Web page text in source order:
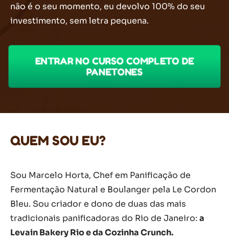
não é o seu momento, eu devolvo 100% do seu
investimento, sem letra pequena.
ENTRAR NO CURSO COMPLETO DE
PANETONES
QUEM SOU EU?
Sou Marcelo Horta, Chef em Panificação de
Fermentação Natural e Boulanger pela Le Cordon
Bleu. Sou criador e dono de duas das mais
tradicionais panificadoras do Rio de Janeiro: a
Levain Bakery Rio e da Cozinha Crunch.